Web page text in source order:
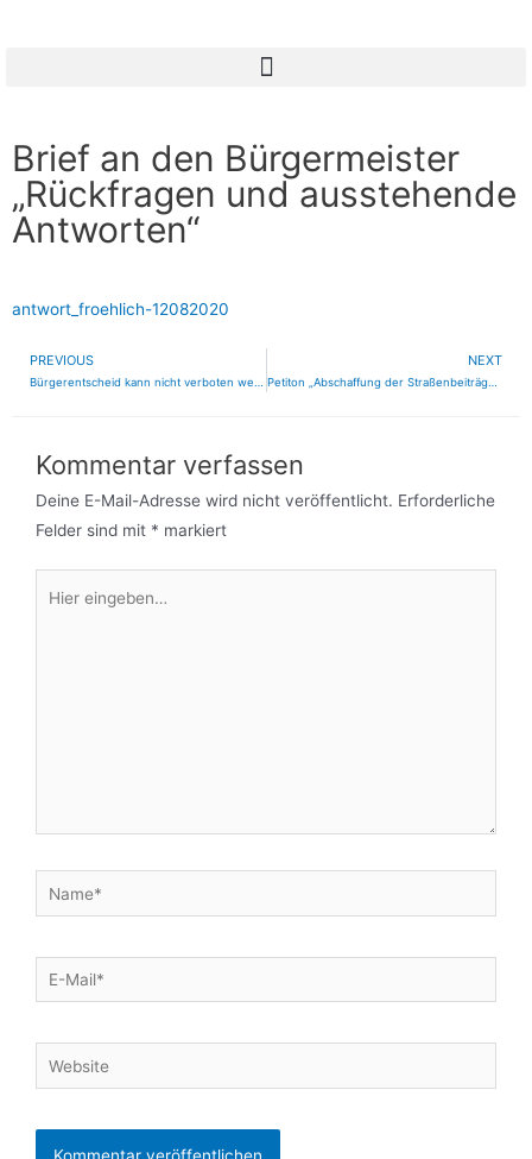
Brief an den Bürgermeister
„Rückfragen und ausstehende
Antworten“
antwort_froehlich-12082020
PREVIOUS NEXT
Kommentar verfassen
Deine E-Mail-Adresse wird nicht veröffentlicht. Erforderliche
Felder sind mit * markiert